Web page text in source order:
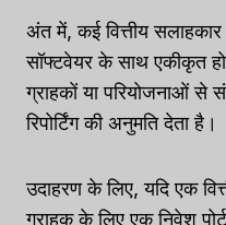
अंत में, कई वित्तीय
सॉफ्टवेयर के साथ एकीकृत
ग्राहकों या परियोजनाओं से
रिपोर्टिंग की अनुमति देता है।
उदाहरण के लिए, यदि एक
ग्राहक के लिए एक निवेश